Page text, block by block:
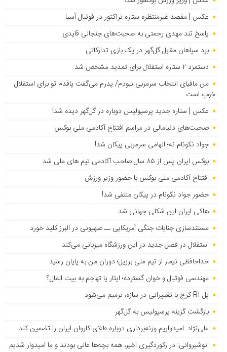
عکس | مقصد غیرمنتظره ستاره تراکتور در فوتبال آسیا
پاسخ تند مهدی رحمتی به صحبت‌های جنجالی قایدی
برد سپاهان مقابل گل‌گهر در یک بازی تدارکاتی
دستمزد ۲ ستاره استقلال برای تمدید مشخص شد
من مافیای انتخاب سرمربی نبودم/ پدرم می‌گفت پاقدم تو برای استقلال
خوب است
عکس | ستاره جدید پرسپولیس دوباره در گل‌گهر دیده شد!
صحبت‌های دنیامالی در مراسم افتتاح آکادمی ملی بوکس
جواد نکونام نه؛ الهامی سرمربی پیکان شد!
بوکس ایران پس از ۸۵ سال صاحب آکادمی تیم های ملی شد
افتتاح آکادمی ملی بوکس با حضور وزیر ورزش
حضور جواد نکونام در پیکان منتفی شد!
هاکی ایران این شکلی جهانی شد
مستندسازی جنایات جنگی آمریکایی ــ صهیونی در البرز کلید خورد
استقلال در فصل جدید در این ورزشگاه میزبانی می‌کند
خداحافظی نیمار از تیم ملی برزیل؛ دوران من به پایان رسید
مهندسی فوتبال و خوان گسترده؛ ایثار یا تهاجم به بیت المال؟
پل B۱ کرج با تغییراتی در سازه، ترمیم می‌شود
بازگشت گزینه پرسپولیس به ‌گل‌گهر
علی‌نژاد: امیدواریم وزنه‌برداری دوباره طلای کاروان ایران را تضمین کند
انوشیروانی: در رکوردگیری اخیر، همه بچه‌ها عالی بودند و ما امیدوار شدیم